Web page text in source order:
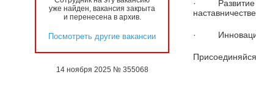
уже найден, вакансия закрыта
и перенесена в архив.
Посмотреть другие вакансии
14 ноября 2025 № 355068
· Развитие и
· Инновации